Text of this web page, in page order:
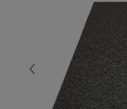
Poprzedni